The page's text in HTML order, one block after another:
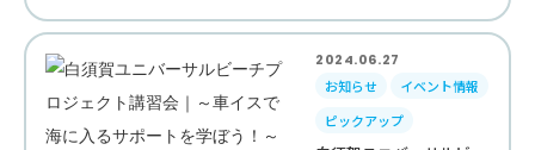
2024.06.27
お知らせ
イベント情報
ピックアップ